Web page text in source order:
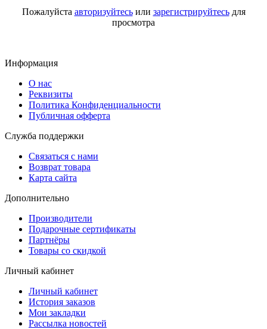
Пожалуйста авторизуйтесьили зарегистрируйтесьдля
просмотра
Информация
О нас
Реквизиты
Политика Конфиденциальности
Публичная офферта
Служба поддержки
Связаться с нами
Возврат товара
Карта сайта
Дополнительно
Производители
Подарочные сертификаты
Партнёры
Товары со скидкой
Личный кабинет
Личный кабинет
История заказов
Мои закладки
Рассылка новостей